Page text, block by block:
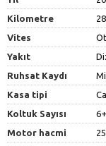
Kilometre
Vites
Yakıt
Ruhsat Kaydı
Kasa tipi
Koltuk Sayısı
Motor hacmi